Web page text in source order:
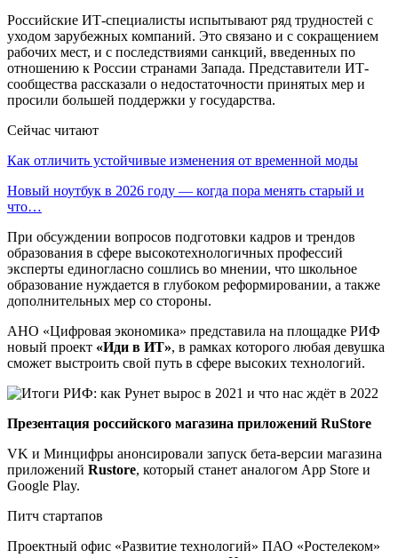
Российские ИТ-специалисты испытывают ряд трудностей с
уходом зарубежных компаний. Это связано и с сокращением
рабочих мест, и с последствиями санкций, введенных по
отношению к России странами Запада. Представители ИТ-
сообщества рассказали о недостаточности принятых мер и
просили большей поддержки у государства.
Сейчас читают
Как отличить устойчивые изменения от временной моды
Новый ноутбук в 2026 году — когда пора менять старый и
что…
При обсуждении вопросов подготовки кадров и трендов
образования в сфере высокотехнологичных профессий
эксперты единогласно сошлись во мнении, что школьное
образование нуждается в глубоком реформировании, а также
дополнительных мер со стороны.
АНО «Цифровая экономика» представила на площадке РИФ
новый проект «Иди в ИТ», в рамках которого любая девушка
сможет выстроить свой путь в сфере высоких технологий.
Презентация российского магазина приложений RuStore
VK и Минцифры анонсировали запуск бета-версии магазина
приложений Rustore, который станет аналогом App Store и
Google Play.
Питч стартапов
Проектный офис «Развитие технологий» ПАО «Ростелеком»